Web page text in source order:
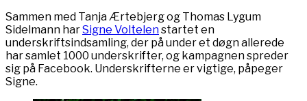
Sammen med Tanja Ærtebjerg og Thomas Lygum
Sidelmann harSigne Voltelenstartet en
underskriftsindsamling, der på under et døgn allerede
har samlet 1000 underskrifter, og kampagnen spreder
sig på Facebook. Underskrifterne er vigtige, påpeger
Signe.